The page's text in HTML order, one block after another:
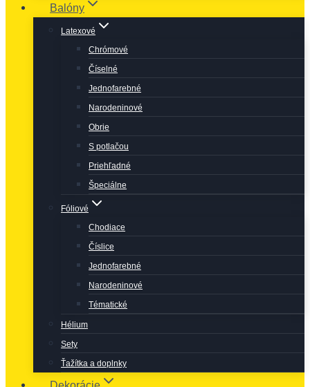
Balóny
Latexové
Chrómové
Číselné
Jednofarebné
Narodeninové
Obrie
S potlačou
Priehľadné
Špeciálne
Fóliové
Chodiace
Číslice
Jednofarebné
Narodeninové
Tématické
Hélium
Sety
Ťažítka a doplnky